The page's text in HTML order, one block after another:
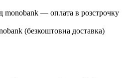
(безкоштовна доставка)